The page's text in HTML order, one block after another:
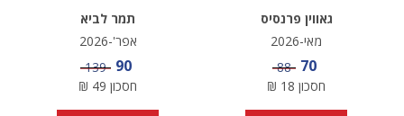
גאווין פרנסיס
מאי-2026
מחיר מבצע
70 מחיר
88
חסכון 18
₪
תמר לביא
אפר'-2026
מחיר מבצע
90 מחיר
139
חסכון 49
₪